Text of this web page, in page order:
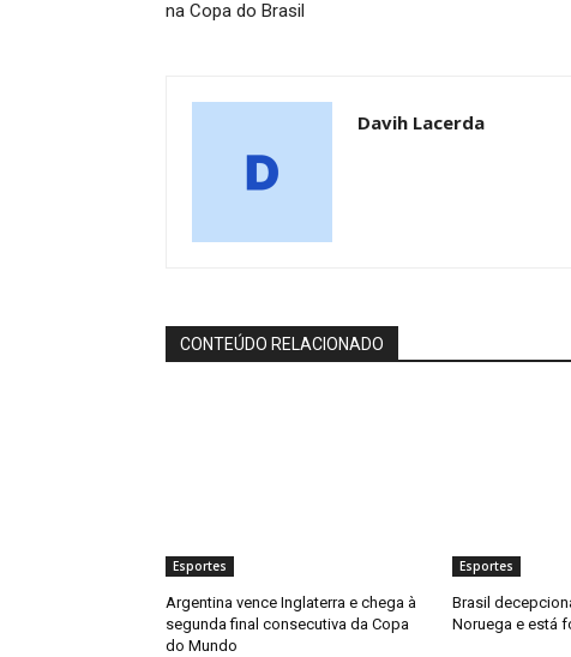
na Copa do Brasil
Davih Lacerda
CONTEÚDO RELACIONADO
Esportes
Argentina vence Inglaterra e chega à
segunda final consecutiva da Copa
do Mundo
Esportes
Brasil
Noruega e está